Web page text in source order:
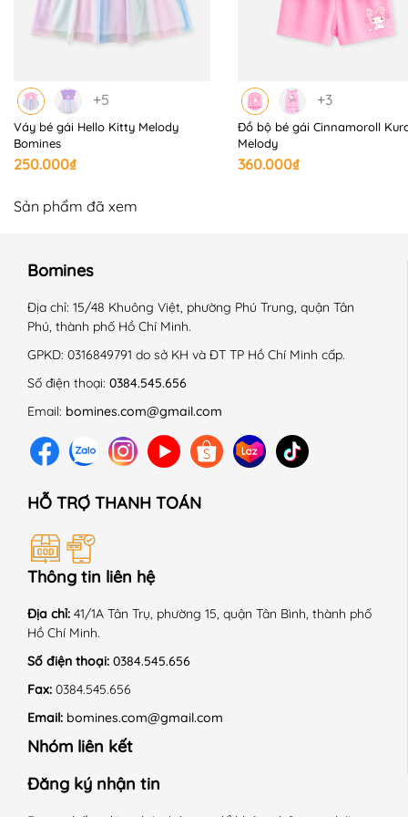
khi sử dụng sản phẩm, dịch vụ.
📍 HOÀN CẢNH SỬ DỤNG:
+ Kiểu dáng năng động, thoải mái, thích hợp mặc đi
học, dạo chơi.
📍 HƯỚNG DẪN SỬ DỤNG:
+ Giặt máy ở chế độ nhẹ, nhiệt độ thường.
+ Không sử dụng hóa chất tẩy có chứa Clo.
+ Phơi trong bóng mát.
+ Sấy thùng chế độ nhẹ nhàng.
+ Là ở nhiệt độ trung bình 150 độ C.
------------------------------------------------------------
#betrai #chobe #dobochobe #dobobetrai #dobobegai
#dobochobegai #dobochobetrai #donguchobegai
#dobotreem #dongutreem #quanaongutreem
#bobetrai #bobegai #aocroptop #aobalo #Sanrio
+5
Váy bé gái Hello Kitty Melody
Bomines
250.000₫
+3
Đồ bộ bé gái Cinnamoroll
Melody
360.000₫
Sản phẩm đã xem
Bomines
Địa chỉ: 15/48 Khuông Việt, phường Phú Trung, quận Tân
Phú, thành phố Hồ Chí Minh.
GPKD: 0316849791 do sở KH và ĐT TP Hồ Chí Minh cấp.
Số điện thoại: 0384.545.656
Email: bomines.com@gmail.com
HỖ TRỢ THANH TOÁN
Thông tin liên hệ
Địa chỉ: 41/1A Tân Trụ, phường 15, quận Tân Bình, thành phố
Hồ Chí Minh.
Số điện thoại: 0384.545.656
Fax: 0384.545.656
Email: bomines.com@gmail.com
Nhóm liên kết
Đăng ký nhận tin